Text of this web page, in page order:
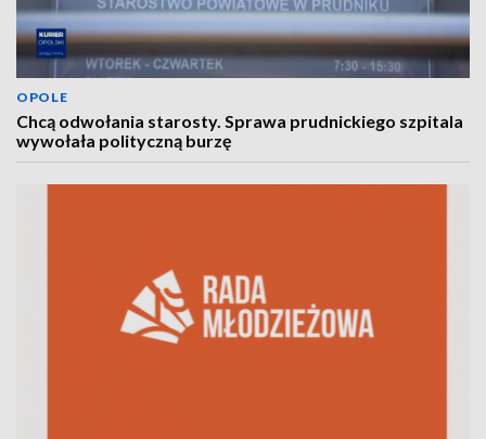
OPOLE
Chcą odwołania starosty. Sprawa prudnickiego szpitala
wywołała polityczną burzę